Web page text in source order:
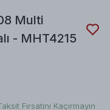
Multi
- MHT4215
Fırsatını Kaçırmayın